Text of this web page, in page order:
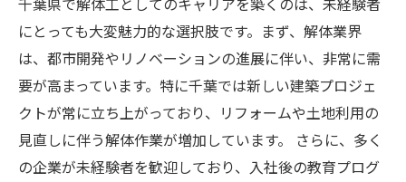
にとっても大変魅力的な選択肢です。まず、解体業界
は、都市開発やリノベーションの進展に伴い、非常に需
要が高まっています。特に千葉では新しい建築プロジェ
クトが常に立ち上がっており、リフォームや土地利用の
見直しに伴う解体作業が増加しています。 さらに、多く
の企業が未経験者を歓迎しており、入社後の教育プログ